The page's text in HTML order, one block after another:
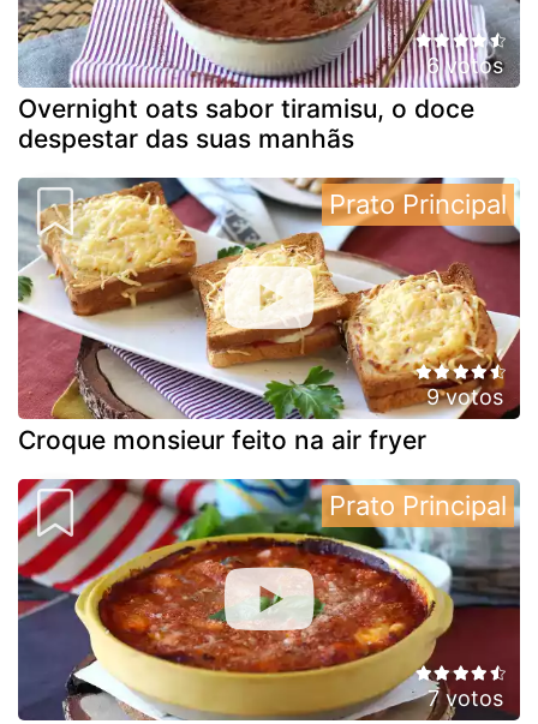
6 votos
Overnight oats sabor tiramisu, o doce
despestar das suas manhãs
9 votos
Croque monsieur feito na air fryer
Prato Principal
7 votos
Prato Principal